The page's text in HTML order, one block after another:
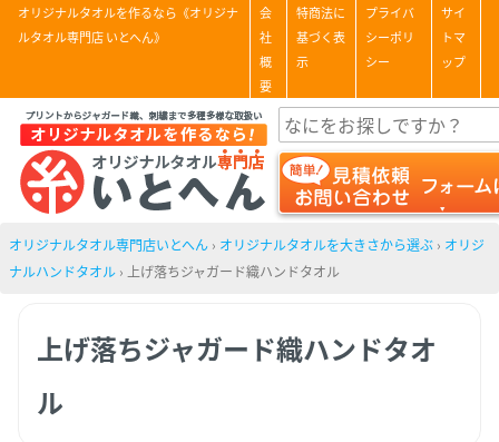
オリジナルタオルを作るなら《オリジナ
ルタオル専門店 いとへん》
会
社
概
要
特商法に
基づく表
示
プライバ
シーポリ
シー
サイ
トマ
ップ
オリジナルタオル専門店いとへん › オリジナルタオルを大きさから選ぶ › オリジ
ナルハンドタオル › 上げ落ちジャガード織ハンドタオル
上げ落ちジャガード織ハンドタオ
ル